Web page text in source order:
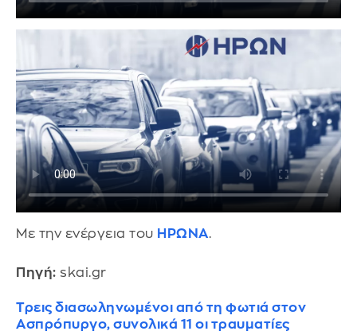
Με την ενέργεια του ΗΡΩΝΑ.
Πηγή: skai.gr
Τρεις διασωληνωμένοι από τη φωτιά στον
Ασπρόπυργο, συνολικά 11 οι τραυματίες